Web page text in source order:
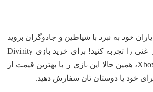
خود به نبرد با شیاطین و جادوگران بروید
و یک داستان بسیار غنی را تجربه کنید! برای خرید بازی Divinity
Original Sin برای Xbox، همین حالا این بازی را با بهترین قیمت از
یا دوستان تان سفارش دهید.